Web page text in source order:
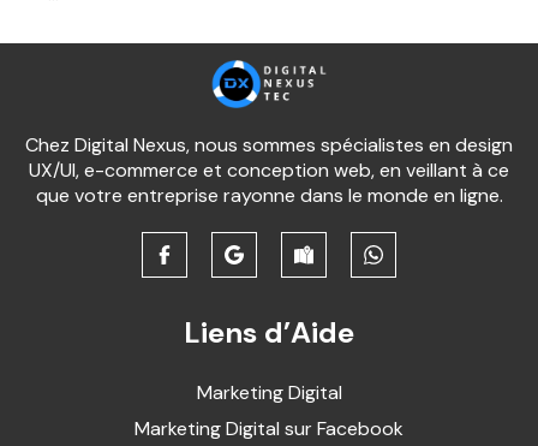
Chez Digital Nexus, nous sommes spécialistes en design
UX/UI, e-commerce et conception web, en veillant à ce
que votre entreprise rayonne dans le monde en ligne.
Liens d’Aide
Marketing Digital
Marketing Digital sur Facebook